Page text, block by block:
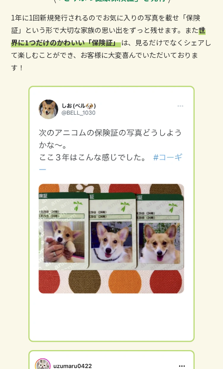
1年に1回新規発行されるのでお気に入りの写真を載せ「保険
証」という形で大切な家族の思い出をずっと残せます。また世
界に1つだけのかわいい「保険証」は、見るだけでなくシェアし
て楽しむことができ、お客様に大変喜んでいただいておりま
す！